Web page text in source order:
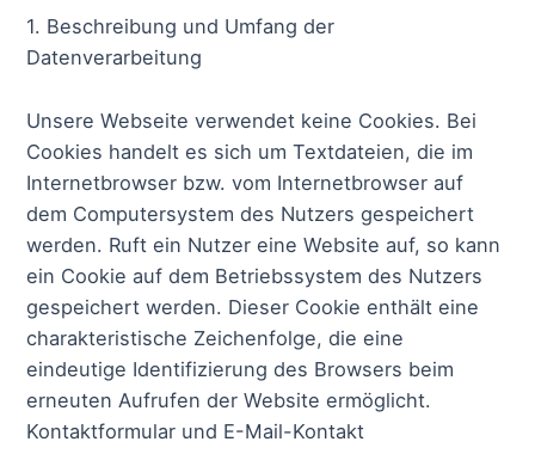
1. Beschreibung und Umfang der
Datenverarbeitung
Unsere Webseite verwendet keine Cookies. Bei
Cookies handelt es sich um Textdateien, die im
Internetbrowser bzw. vom Internetbrowser auf
dem Computersystem des Nutzers gespeichert
werden. Ruft ein Nutzer eine Website auf, so kann
ein Cookie auf dem Betriebssystem des Nutzers
gespeichert werden. Dieser Cookie enthält eine
charakteristische Zeichenfolge, die eine
eindeutige Identifizierung des Browsers beim
erneuten Aufrufen der Website ermöglicht.
Kontaktformular und E-Mail-Kontakt